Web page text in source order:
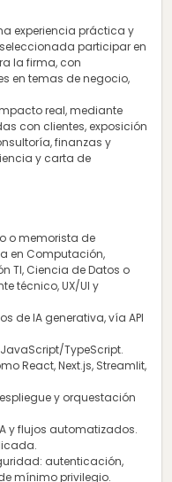
experiencia práctica y
participar en
la firma, con
en temas de negocio,
real, mediante
con clientes, exposición
finanzas y
y carta de
o memorista de
en Computación,
TI, Ciencia de Datos o
técnico, UX/UI y
de IA generativa, vía API
TypeScript.
React, Next.js, Streamlit,
y orquestación
y flujos automatizados.
autenticación,
mínimo privilegio.